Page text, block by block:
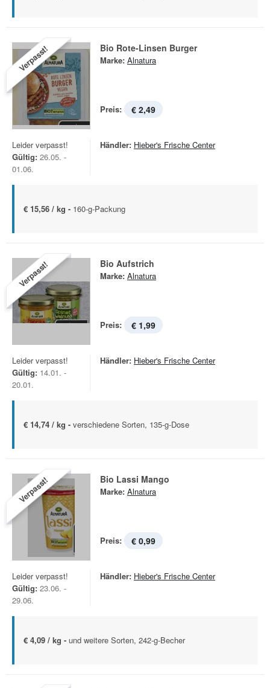
Verpasst! Bio Rote-Linsen Burger
Marke: Alnatura
Preis: € 2,49
Leider verpasst!
Gültig: 26.05. -
01.06.
Händler: Hieber's Frische Center
€ 15,56 / kg - 160-g-Packung
Verpasst! Bio Aufstrich
Marke: Alnatura
Preis: € 1,99
Leider verpasst!
Gültig: 14.01. -
20.01.
Händler: Hieber's Frische Center
€ 14,74 / kg - verschiedene Sorten, 135-g-Dose
Verpasst! Bio Lassi Mango
Marke: Alnatura
Preis: € 0,99
Leider verpasst!
Gültig: 23.06. -
29.06.
Händler: Hieber's Frische Center
€ 4,09 / kg - und weitere Sorten, 242-g-Becher